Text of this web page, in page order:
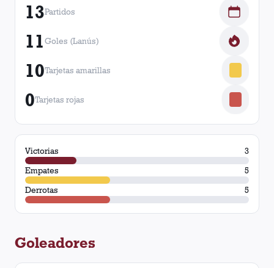
13Partidos
11Goles (Lanús)
10Tarjetas amarillas
0Tarjetas rojas
Victorias
3
Empates
5
Derrotas
5
Goleadores